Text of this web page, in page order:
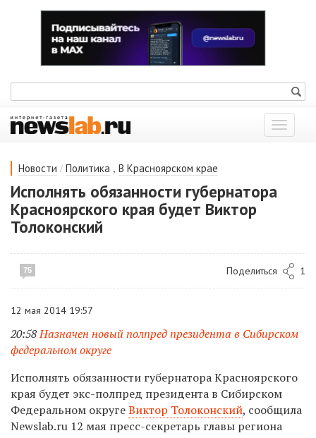
Показать
меню
Новости / Политика , В Красноярском крае
Исполнять обязанности губернатора
Красноярского края будет Виктор
Толоконский
75 Поделиться 1
12 мая 2014 19:57
20:58Назначен новый полпред президента в Сибирском
федеральном округе
Исполнять обязанности губернатора Красноярского
края будет экс-полпред президента в Сибирском
Федеральном округеВиктор Толоконский, сообщила
Newslab.ru 12 мая пресс-секретарь главы региона